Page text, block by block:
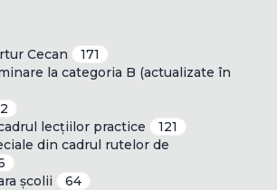
Cecan
171
la categoria B (actualizate în
lecțiilor practice
121
din cadrul rutelor de
școlii
64